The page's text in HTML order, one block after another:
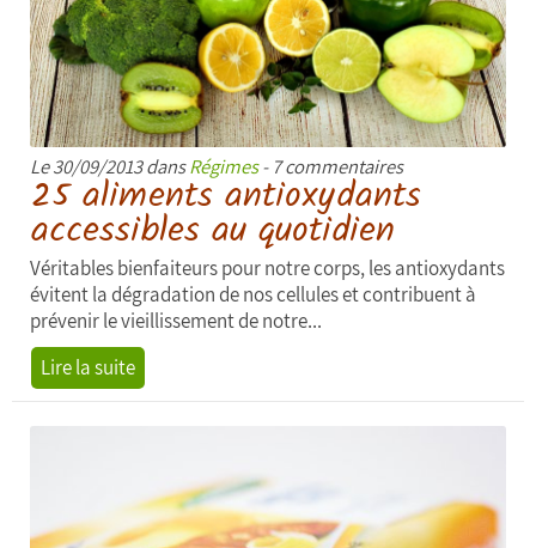
Le 30/09/2013 dansRégimes- 7 commentaires
25 aliments antioxydants
accessibles au quotidien
Véritables bienfaiteurs pour notre corps, les antioxydants
évitent la dégradation de nos cellules et contribuent à
prévenir le vieillissement de notre...
Lire la suite